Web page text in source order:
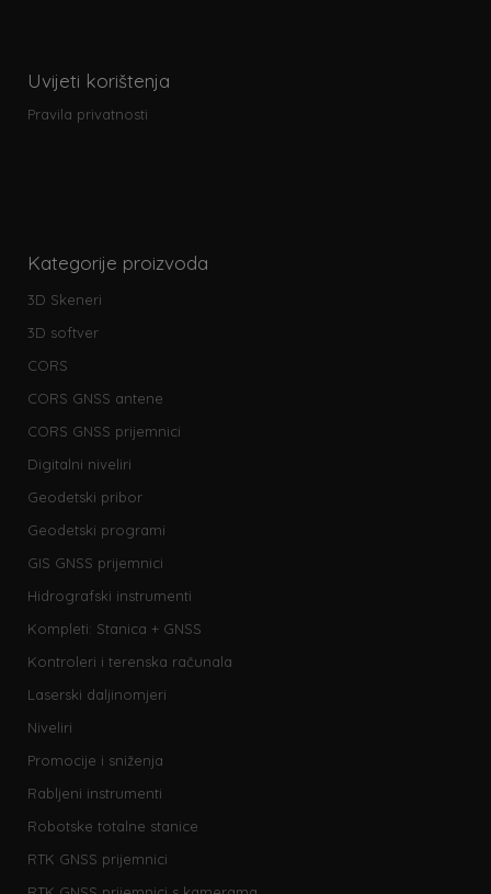
Uvijeti korištenja
Pravila privatnosti
Kategorije proizvoda
3D Skeneri
3D softver
CORS
CORS GNSS antene
CORS GNSS prijemnici
Digitalni niveliri
Geodetski pribor
Geodetski programi
GIS GNSS prijemnici
Hidrografski instrumenti
Kompleti: Stanica + GNSS
Kontroleri i terenska računala
Laserski daljinomjeri
Niveliri
Promocije i sniženja
Rabljeni instrumenti
Robotske totalne stanice
RTK GNSS prijemnici